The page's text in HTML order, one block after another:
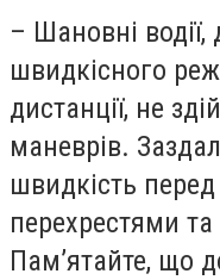
– Шановні водії,
швидкісного
дистанції, не
маневрів.
швидкість
перехрестями
Пам’ятайте, що